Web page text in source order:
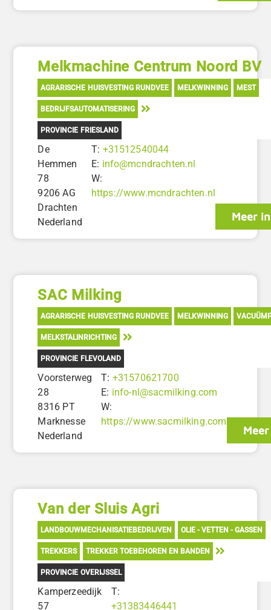
Melkmachine Centrum Noord BV
AGRARISCHE HUISVESTING RUNDVEE MELKWINNING MEST
BEDRIJFSAUTOMATISERING
PROVINCIE FRIESLAND
De
Hemmen
78
9206 AG
Drachten
Nederland
T: +31512540044
E: info@mcndrachten.nl
W:
https://www.mcndrachten.nl
Meer
SAC Milking
AGRARISCHE HUISVESTING RUNDVEE MELKWINNING
MELKSTALINRICHTING
PROVINCIE FLEVOLAND
Voorsterweg
28
8316 PT
Marknesse
Nederland
T: +31570621700
E: info-nl@sacmilking.com
W:
https://www.sacmilking.com
Van der Sluis Agri
LANDBOUWMECHANISATIEBEDRIJVEN OLIE - VETTEN - GASSEN
TREKKERS TREKKER TOEBEHOREN EN BANDEN
PROVINCIE OVERIJSSEL
Kamperzeedijk
57
T:
+31383446441